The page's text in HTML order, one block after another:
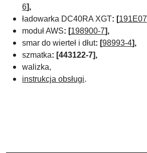
6],
ładowarka DC40RA XGT: [
moduł AWS: [198900-7],
smar do wierteł i dłut: [98993-4],
szmatka: [443122-7],
walizka,
instrukcja obsługi.